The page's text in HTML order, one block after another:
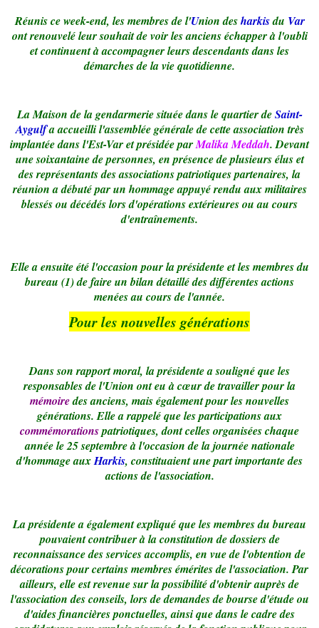
Réunis ce week-end, les membres de l'Union desharkisdu Var
ont renouvelé leur souhait de voir les anciens échapper à l'oubli
et continuent à accompagner leurs descendants dans les
démarches de la vie quotidienne.
La Maison de la gendarmerie située dans le quartier deSaint-
Aygulfa accueilli l'assemblée générale de cette association très
implantée dans l'Est-Var et présidée parMalika Meddah. Devant
une soixantaine de personnes, en présence de plusieurs élus et
des représentants des associations patriotiques partenaires, la
réunion a débuté par un hommage appuyé rendu aux militaires
blessés ou décédés lors d'opérations extérieures ou au cours
d'entraînements.
Elle a ensuite été l'occasion pour la présidente et les membres du
bureau (1) de faire un bilan détaillé des différentes actions
menées au cours de l'année.
Pour les nouvelles générations
Dans son rapport moral, la présidente a souligné que les
responsables de l'Union ont eu à cœur de travailler pour la
mémoiredes anciens, mais également pour les nouvelles
générations. Elle a rappelé que les participations aux
commémorationspatriotiques, dont celles organisées chaque
année le 25 septembre à l'occasion de la journée nationale
d'hommage auxHarkis, constituaient une part importante des
actions de l'association.
La présidente a également expliqué que les membres du bureau
pouvaient contribuer à la constitution de dossiers de
reconnaissance des services accomplis, en vue de l'obtention de
décorations pour certains membres émérites de l'association. Par
ailleurs, elle est revenue sur la possibilité d'obtenir auprès de
l'association des conseils, lors de demandes de bourse d'étude ou
d'aides financières ponctuelles, ainsi que dans le cadre des